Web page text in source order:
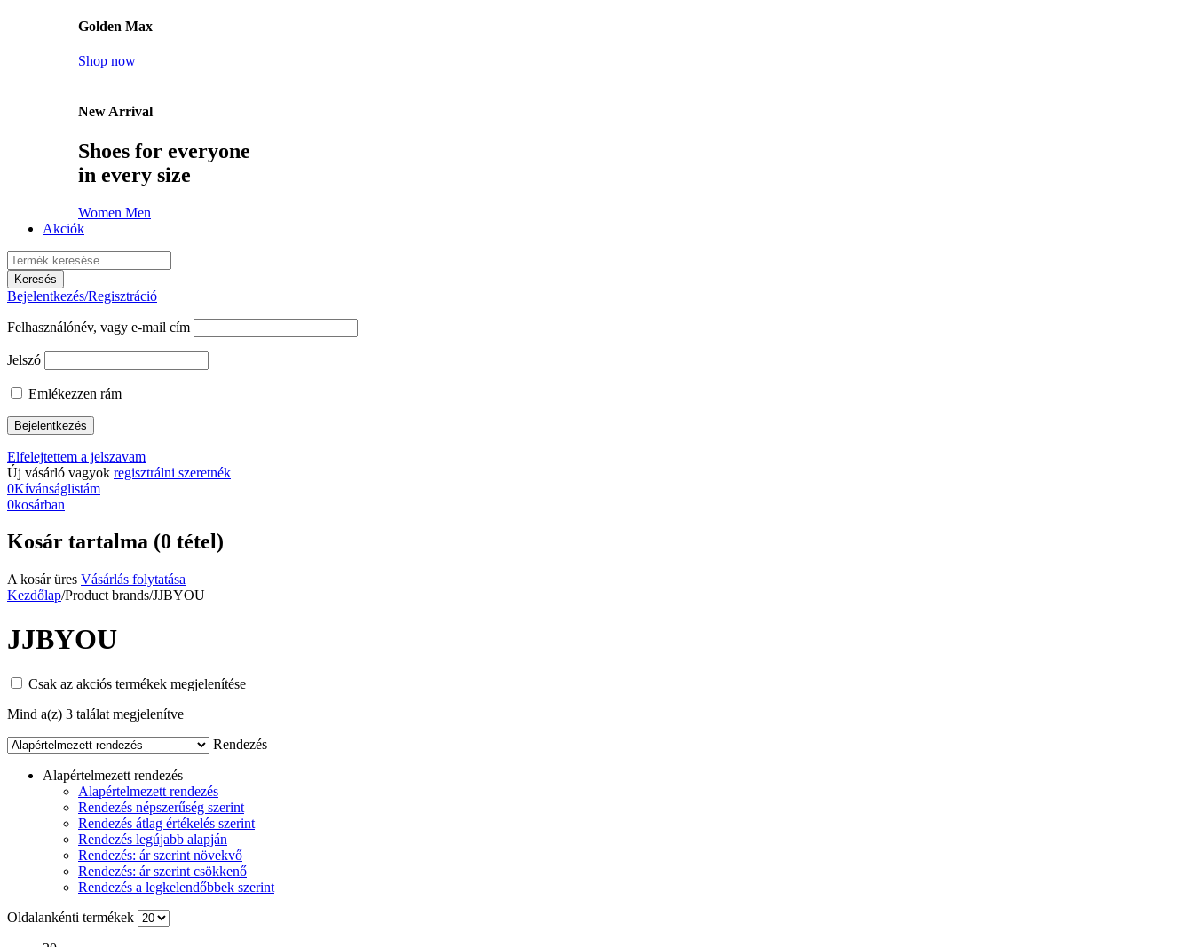
Golden Max
Shop now
New Arrival
Shoes for everyone
in every size
Women Men
Akciók
Bejelentkezés/Regisztráció
Felhasználónév, vagy e-mail cím
Jelszó
Emlékezzen rám
Elfelejtettem a jelszavam
Új vásárló vagyok regisztrálni szeretnék
0Kívánságlistám
0kosárban
Kosár tartalma (0 tétel)
A kosár üres Vásárlás folytatása
Kezdőlap/Product brands/JJBYOU
JJBYOU
Csak az akciós termékek megjelenítése
Mind a(z) 3 találat megjelenítve
Rendezés
Alapértelmezett rendezés
Alapértelmezett rendezés
Rendezés népszerűség szerint
Rendezés átlag értékelés szerint
Rendezés legújabb alapján
Rendezés: ár szerint növekvő
Rendezés: ár szerint csökkenő
Rendezés a legkelendőbbek szerint
Oldalankénti termékek